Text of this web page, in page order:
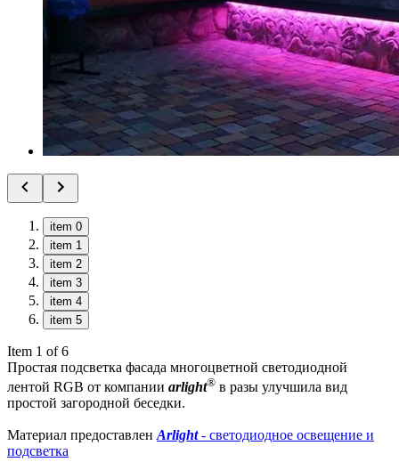
item 0
item 1
item 2
item 3
item 4
item 5
Item 1 of 6
Простая подсветка фасада многоцветной светодиодной
лентой RGB от компании arlight® в разы улучшила вид
простой загородной беседки.
Материал предоставлен Arlight- светодиодное освещение и
подсветка